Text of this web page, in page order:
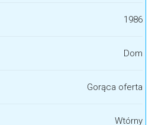
1986
Dom
Gorąca oferta
Wtórny